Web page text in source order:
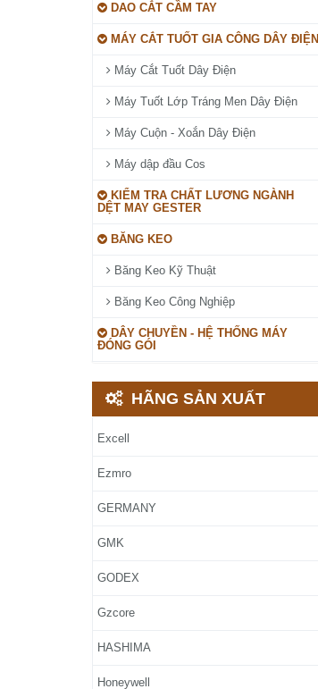
DAO CẮT CẦM TAY
MÁY CẮT TUỐT GIA CÔNG DÂY ĐIỆN
Máy Cắt Tuốt Dây Điện
Máy Tuốt Lớp Tráng Men Dây Điện
Máy Cuộn - Xoắn Dây Điện
Máy dập đầu Cos
KIỂM TRA CHẤT LƯƠNG NGÀNH
DỆT MAY GESTER
BĂNG KEO
Băng Keo Kỹ Thuật
Băng Keo Công Nghiệp
DÂY CHUYỀN - HỆ THỐNG MÁY
ĐÓNG GÓI
HÃNG SẢN XUẤT
Excell
Ezmro
GERMANY
GMK
GODEX
Gzcore
HASHIMA
Honeywell